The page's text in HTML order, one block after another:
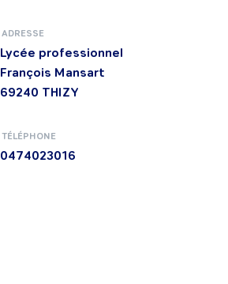
ADRESSE
Lycée professionnel
François Mansart
69240 THIZY
TÉLÉPHONE
0474023016